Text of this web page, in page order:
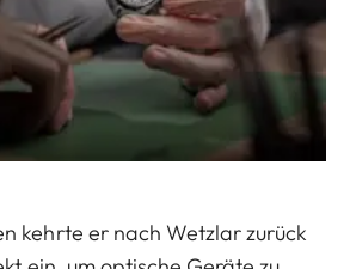
kehrte er nach Wetzlar zurück